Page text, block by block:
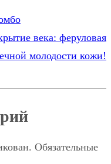
века: феруловая
молодости кожи!
Обязательные